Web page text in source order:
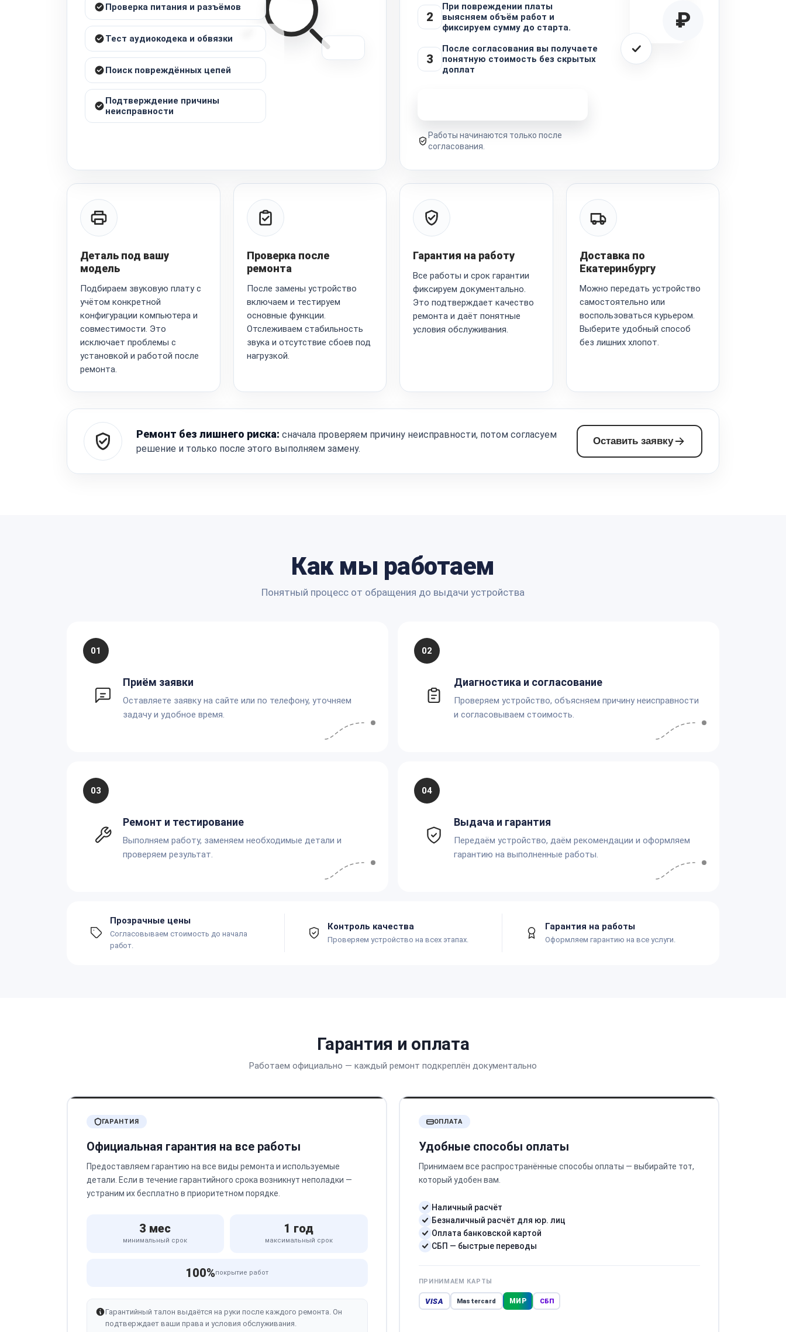
Проверка питания и разъёмов
Тест аудиокодека и обвязки
Поиск повреждённых цепей
Подтверждение причины
неисправности
2
При повреждении платы
выясняем объём работ и
фиксируем сумму до старта.
3
После согласования вы получаете
понятную стоимость без скрытых
доплат
Работы начинаются только после
согласования.
₽
Деталь под вашу
модель
Подбираем звуковую плату с
учётом конкретной
конфигурации компьютера и
совместимости. Это
исключает проблемы с
установкой и работой после
ремонта.
Проверка после
ремонта
После замены устройство
включаем и тестируем
основные функции.
Отслеживаем стабильность
звука и отсутствие сбоев под
нагрузкой.
Гарантия на работу
Все работы и срок гарантии
фиксируем документально.
Это подтверждает качество
ремонта и даёт понятные
условия обслуживания.
Доставка по
Екатеринбургу
Можно передать устройство
самостоятельно или
воспользоваться курьером.
Выберите удобный способ
без лишних хлопот.
Ремонт без лишнего риска: сначала проверяем причину неисправности, потом согласуем
решение и только после этого выполняем замену.
Оставить заявку
Как мы работаем
Понятный процесс от обращения до выдачи устройства
01
Приём заявки
Оставляете заявку на сайте или по телефону, уточняем
задачу и удобное время.
02
Диагностика и согласование
Проверяем устройство, объясняем причину неисправности
и согласовываем стоимость.
03
Ремонт и тестирование
Выполняем работу, заменяем необходимые детали и
проверяем результат.
04
Выдача и гарантия
Передаём устройство, даём рекомендации и оформляем
гарантию на выполненные работы.
Прозрачные цены
Согласовываем стоимость до начала
работ.
Контроль качества
Проверяем устройство на всех этапах.
Гарантия на работы
Оформляем гарантию на все услуги.
Гарантия и оплата
Работаем официально — каждый ремонт подкреплён документально
ГАРАНТИЯ
Официальная гарантия на все работы
Предоставляем гарантию на все виды ремонта и используемые
детали. Если в течение гарантийного срока возникнут неполадки —
устраним их бесплатно в приоритетном порядке.
3 мес
минимальный срок
1 год
максимальный срок
100%покрытие работ
Гарантийный талон выдаётся на руки после каждого ремонта. Он
подтверждает ваши права и условия обслуживания.
ОПЛАТА
Удобные способы оплаты
Принимаем все распространённые способы оплаты — выбирайте тот,
который удобен вам.
Наличный расчёт
Безналичный расчёт для юр. лиц
Оплата банковской картой
СБП — быстрые переводы
ПРИНИМАЕМ КАРТЫ
VISA Mastercard МИР СБП